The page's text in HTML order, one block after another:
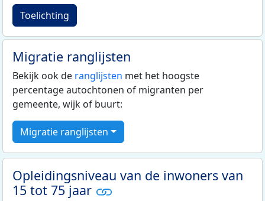
Toelichting
Migratie ranglijsten
Bekijk ook de ranglijsten met het hoogste
percentage autochtonen of migranten per
gemeente, wijk of buurt:
Migratie ranglijsten
Opleidingsniveau van de inwoners van
15 tot 75 jaar